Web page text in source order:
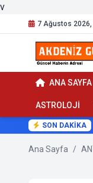
v
7 Ağustos 2026,
ANA SAYFA
ASTROLOJİ
SON DAKİKA
Türkiye,
Ana Sayfa /